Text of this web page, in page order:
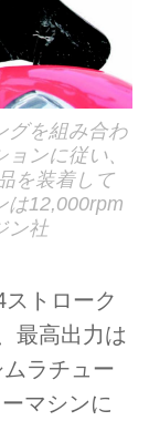
グを組み合わ
ンに従い、
を装着して
は12,000rpm
ン社
トローク
最高出力は
ラチュー
マシンに